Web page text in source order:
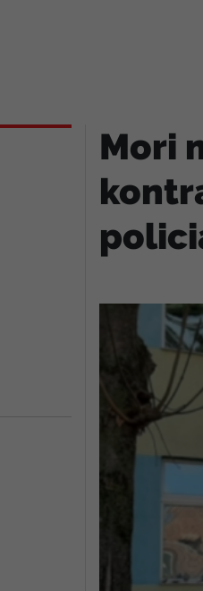
Mori